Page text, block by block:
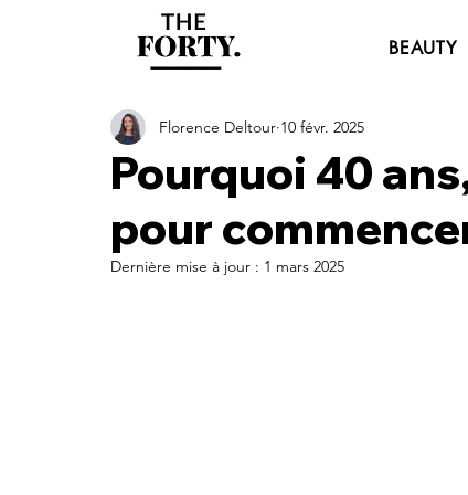
BEAUTY
Pourquoi 40
pour
Florence Deltour 10 févr. 2025
Dernière mise à jour : 1 mars 2025